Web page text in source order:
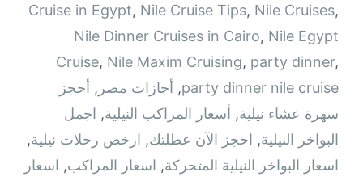
Cruise in Egypt, Nile Cruise Tips, Nile Cruises,
Nile Dinner Cruises in Cairo, Nile Egypt
Cruise, Nile Maxim Cruising, party dinner,
party dinner nile cruise
, أجازات مصر , أحجز
سهرة عشاء نيلية, أسعار المراكب النيلية, اجمل
البواخر النيلية, احجز الآن عطلتك, ارخص رحلات نيلية,
اسعار البواخر النيلية المتحركة, اسعار المراكب, اسعار